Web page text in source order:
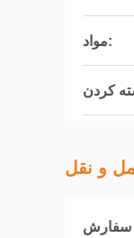
مواد:
و نقل
سفارش